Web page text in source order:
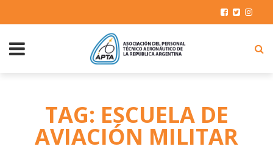
TAG: ESCUELA DE
AVIACIÓN MILITAR